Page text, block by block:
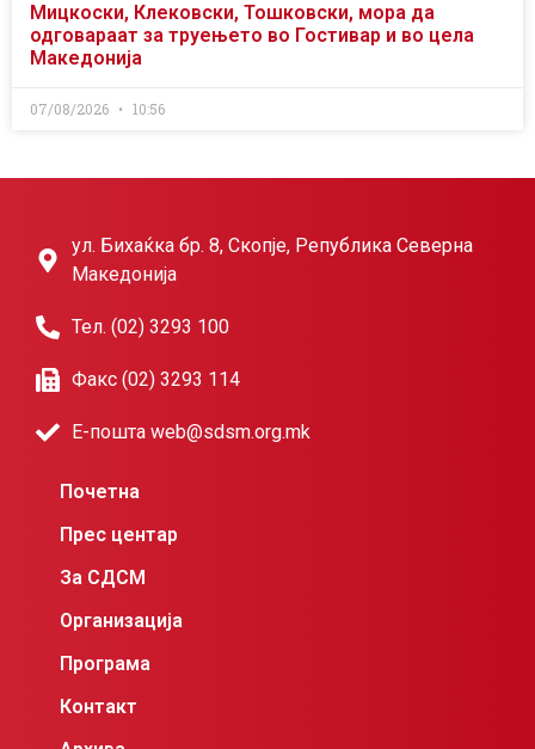
Мицкоски, Клековски, Тошковски, мора да
одговараат за труењето во Гостивар и во цела
Македонија
07/08/2026 10:56
ул. Бихаќка бр. 8, Скопје, Република Северна
Македонија
Тел. (02) 3293 100
Факс (02) 3293 114
Е-пошта web@sdsm.org.mk
Почетна
Прес центар
За СДСМ
Организација
Програма
Контакт